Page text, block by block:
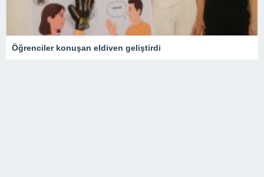
Öğrenciler konuşan eldiven geliştirdi